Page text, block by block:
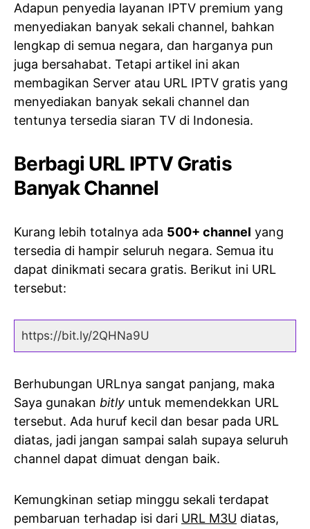
Adapun penyedia layanan IPTV premium yang
menyediakan banyak sekali channel, bahkan
lengkap di semua negara, dan harganya pun
juga bersahabat. Tetapi artikel ini akan
membagikan Server atau URL IPTV gratis yang
menyediakan banyak sekali channel dan
tentunya tersedia siaran TV di Indonesia.
Berbagi URL IPTV Gratis
Banyak Channel
Kurang lebih totalnya ada 500+ channel yang
tersedia di hampir seluruh negara. Semua itu
dapat dinikmati secara gratis. Berikut ini URL
tersebut:
https://bit.ly/2QHNa9U
Berhubungan URLnya sangat panjang, maka
Saya gunakan bitly untuk memendekkan URL
tersebut. Ada huruf kecil dan besar pada URL
diatas, jadi jangan sampai salah supaya seluruh
channel dapat dimuat dengan baik.
Kemungkinan setiap minggu sekali terdapat
pembaruan terhadap isi dari URL M3U diatas,